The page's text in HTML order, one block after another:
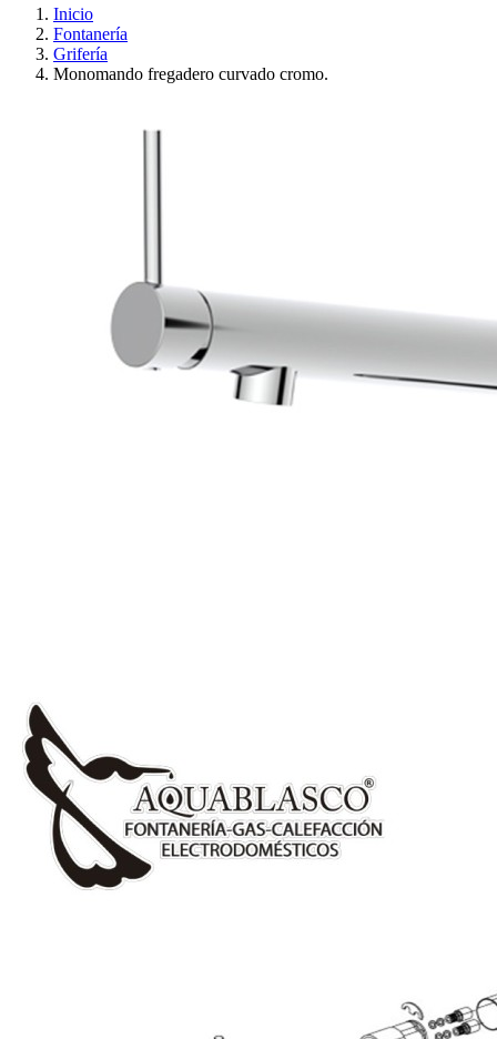
Inicio
Fontanería
Grifería
Monomando fregadero curvado cromo.